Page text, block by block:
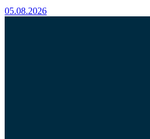
05.08.2026